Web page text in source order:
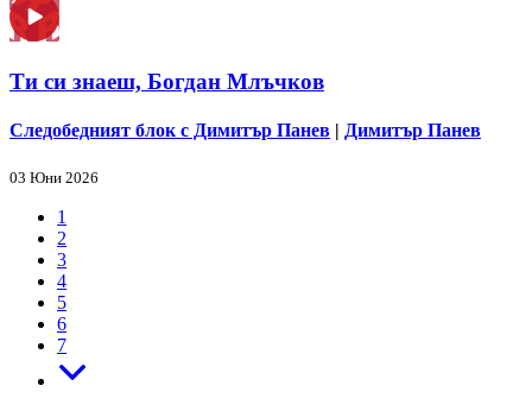
Ти си знаеш, Богдан Млъчков
Следобедният блок с Димитър Панев | Димитър Панев
03 Юни 2026
1
2
3
4
5
6
7